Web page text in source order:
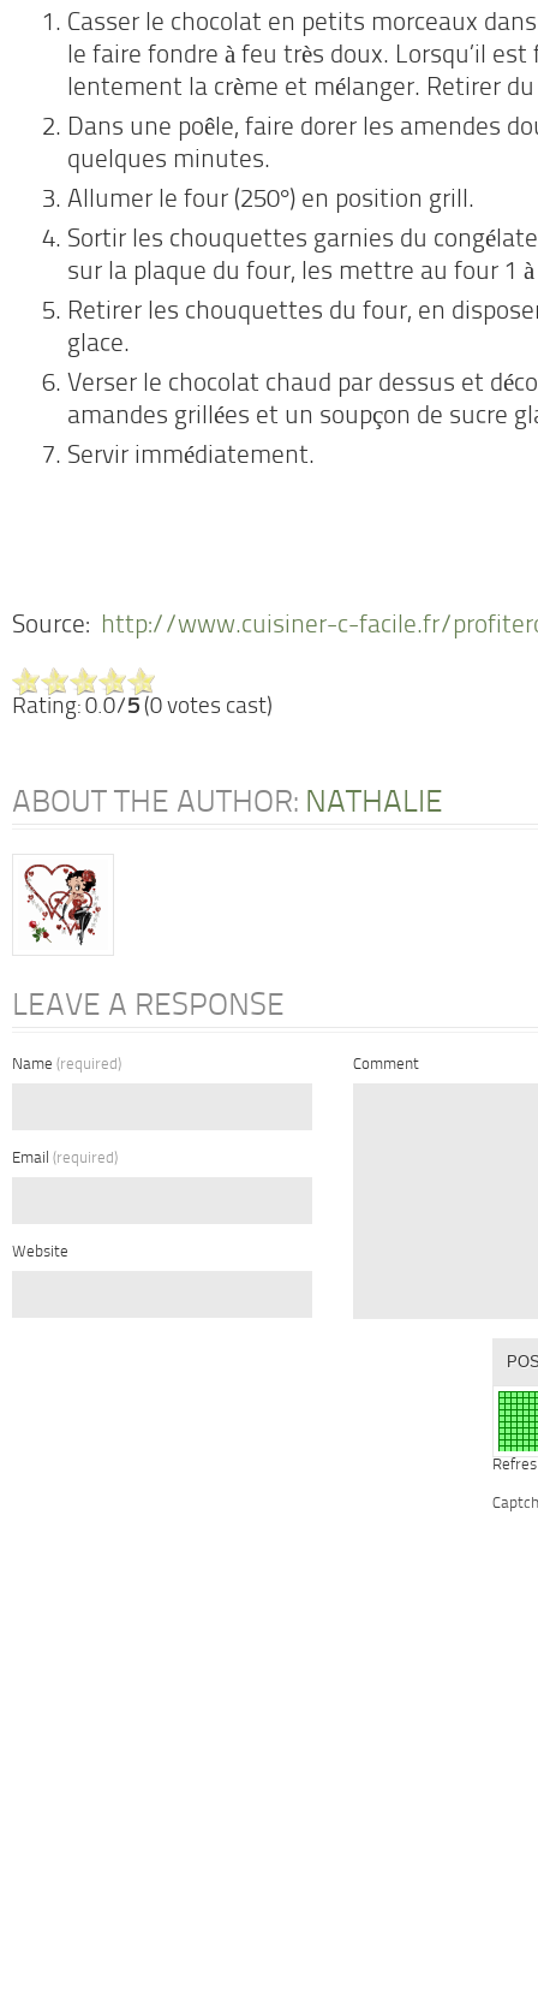
Casser le chocolat en petits morceaux
le faire fondre à feu très doux. Lorsqu’il
lentement la crème et mélanger. Retirer
Dans une poêle, faire dorer les amendes
quelques minutes.
Allumer le four (250°) en position grill.
Sortir les chouquettes garnies du
sur la plaque du four, les mettre au four 1
Retirer les chouquettes du four, en
glace.
Verser le chocolat chaud par dessus et
amandes grillées et un soupçon de sucre
Servir immédiatement.
Source: http://www.cuisiner-c-facile.fr/
Rating: 0.0/5 (0 votes cast)
ABOUT THE AUTHOR: NATHALIE
LEAVE A RESPONSE
Name (required)
Email (required)
Website
Comment